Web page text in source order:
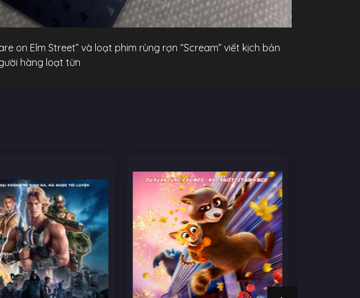
on Elm Street” và loạt phim rùng rợn “Scream” viết kịch bản
hàng loạt từn